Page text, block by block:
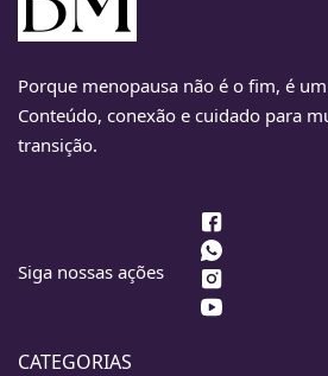
Porque menopausa não é o fim, é
Conteúdo, conexão e cuidado para
transição.
Siga nossas ações
CATEGORIAS